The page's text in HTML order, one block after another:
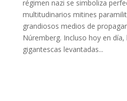
régimen nazi se simboliza
multitudinarios mitines
grandiosos medios de
Núremberg. Incluso hoy en
gigantescas levantadas...